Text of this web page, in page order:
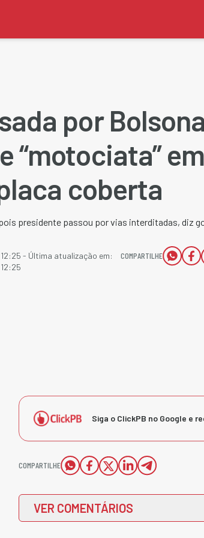
por
“motociata”
coberta
presidente passou por vias interditadas, diz
- Última atualização em:
COMPARTILHE
Siga o ClickPB no Google e
COMPARTILHE
VER COMENTÁRIOS